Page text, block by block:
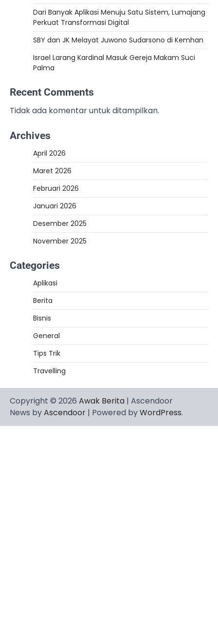
Dari Banyak Aplikasi Menuju Satu Sistem, Lumajang
Perkuat Transformasi Digital
SBY dan JK Melayat Juwono Sudarsono di Kemhan
Israel Larang Kardinal Masuk Gereja Makam Suci
Palma
Recent Comments
Tidak ada komentar untuk ditampilkan.
Archives
April 2026
Maret 2026
Februari 2026
Januari 2026
Desember 2025
November 2025
Categories
Aplikasi
Berita
Bisnis
General
Tips Trik
Travelling
Copyright © 2026 Awak Berita | Ascendoor
News byAscendoor | Powered byWordPress.